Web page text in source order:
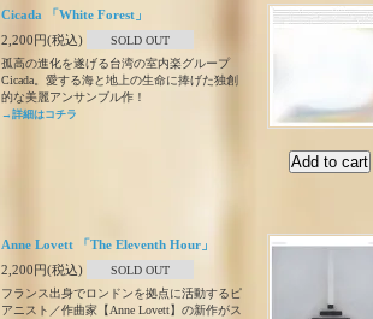
Cicada 「White Forest」
2,200円(税込)
SOLD OUT
孤高の進化を遂げる台湾の室内楽グループ
Cicada。愛する海と地上の生命に捧げた独創
的な美麗アンサンブル作！
→詳細はコチラ
Anne Lovett 「The Eleventh Hour」
2,200円(税込)
SOLD OUT
フランス出身でロンドンを拠点に活動するピ
アニスト／作曲家【Anne Lovett】の新作がス